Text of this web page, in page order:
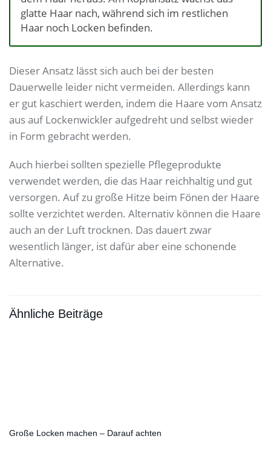
glatte Haar nach, während sich im restlichen
Haar noch Locken befinden.
Dieser Ansatz lässt sich auch bei der besten
Dauerwelle leider nicht vermeiden. Allerdings kann
er gut kaschiert werden, indem die Haare vom Ansatz
aus auf Lockenwickler aufgedreht und selbst wieder
in Form gebracht werden.
Auch hierbei sollten spezielle Pflegeprodukte
verwendet werden, die das Haar reichhaltig und gut
versorgen. Auf zu große Hitze beim Fönen der Haare
sollte verzichtet werden. Alternativ können die Haare
auch an der Luft trocknen. Das dauert zwar
wesentlich länger, ist dafür aber eine schonende
Alternative.
Ähnliche Beiträge
Große Locken machen – Darauf achten